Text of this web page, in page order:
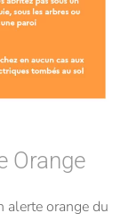
Orange
alerte orange du